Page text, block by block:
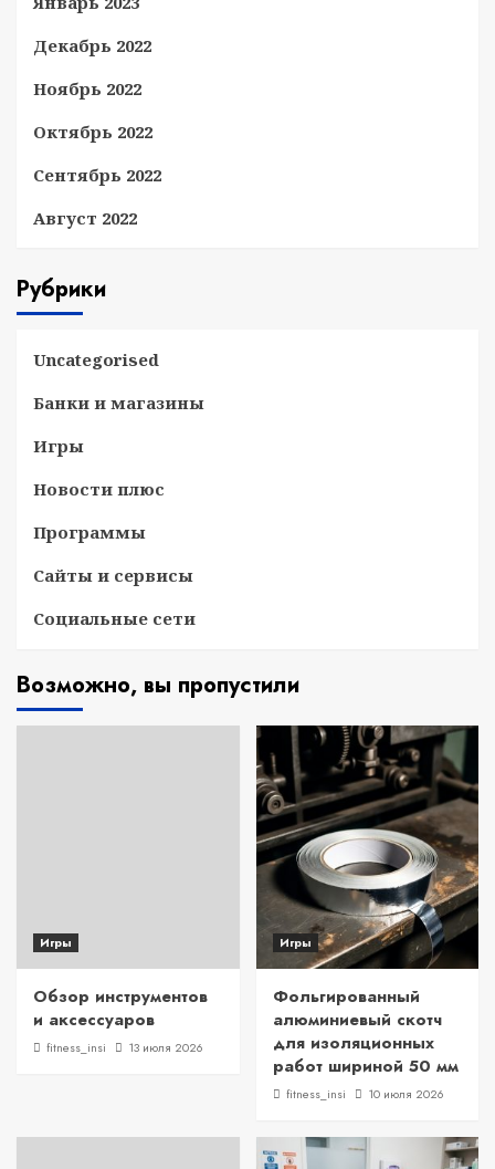
Декабрь 2022
Ноябрь 2022
Октябрь 2022
Сентябрь 2022
Август 2022
Рубрики
Uncategorised
Банки и магазины
Игры
Новости плюс
Программы
Сайты и сервисы
Социальные сети
Возможно, вы пропустили
Игры
Обзор инструментов
и аксессуаров
fitness_insi 13 июля 2026
Игры
Фольгированный
алюминиевый скотч
для изоляционных
работ шириной 50 мм
fitness_insi 10 июля 2026